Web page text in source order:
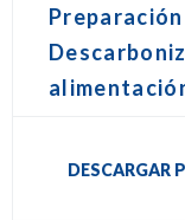
DESCARGAR